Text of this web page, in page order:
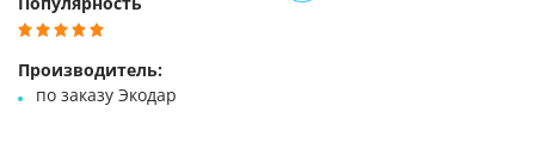
Производитель:
по заказу Экодар